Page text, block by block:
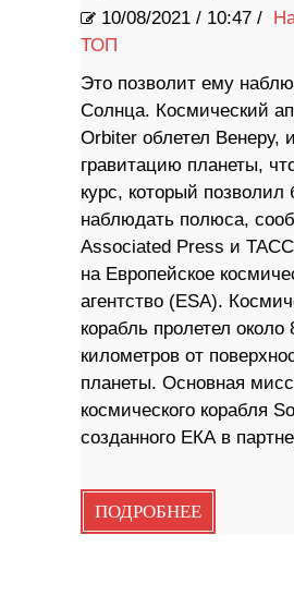
10/08/2021 / 10:47 /
ТОП
Это позволит ему
Солнца. Космический
Orbiter облетел Венеру,
гравитацию планеты,
курс, который
наблюдать полюса,
Associated Press и
на Европейское
агентство (ESA).
корабль пролетел около
километров от
планеты. Основная
космического корабля
созданного ЕКА в
ПОДРОБНЕЕ